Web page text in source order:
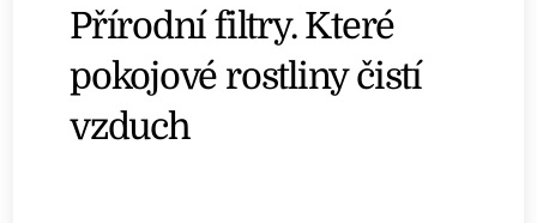
Přírodní filtry. Které
pokojové rostliny čistí
vzduch